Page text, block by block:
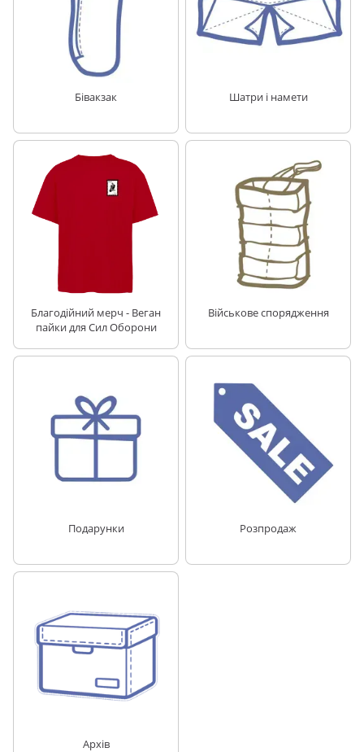
Бівакзак Шатри і намети
Благодійний мерч - Веган
пайки для Сил Оборони
Військове спорядження
Подарунки Розпродаж
Архів